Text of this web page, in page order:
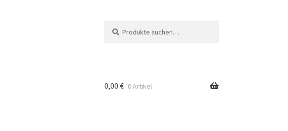
nach:
0,00 € 0 Artikel